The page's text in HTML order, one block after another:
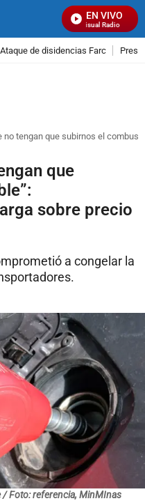
EN VIVO
Señal Visual Radio
Ataque de disidencias Farc
no tengan que subirnos el
que
sobre precio
a congelar la
Foto: referencia, MinMInas